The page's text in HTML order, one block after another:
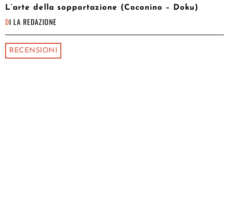
L’arte della sopportazione (Coconino – Doku)
DI LA REDAZIONE
RECENSIONI